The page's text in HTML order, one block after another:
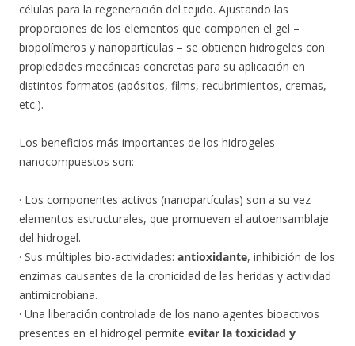
células para la regeneración del tejido. Ajustando las
proporciones de los elementos que componen el gel –
biopolímeros y nanopartículas – se obtienen hidrogeles con
propiedades mecánicas concretas para su aplicación en
distintos formatos (apósitos, films, recubrimientos, cremas,
etc.).
Los beneficios más importantes de los hidrogeles
nanocompuestos son:
· Los componentes activos (nanopartículas) son a su vez
elementos estructurales, que promueven el autoensamblaje
del hidrogel.
· Sus múltiples bio-actividades: antioxidante, inhibición de los
enzimas causantes de la cronicidad de las heridas y actividad
antimicrobiana.
· Una liberación controlada de los nano agentes bioactivos
presentes en el hidrogel permite evitar la toxicidad y